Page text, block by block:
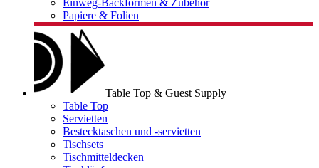
Einweg-Backformen & Zubehör
Papiere & Folien
Table Top & Guest Supply
Table Top
Servietten
Bestecktaschen und -servietten
Tischsets
Tischmitteldecken